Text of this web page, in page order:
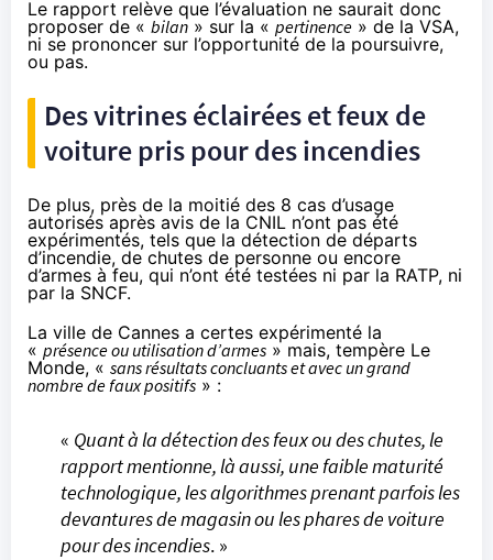
Le rapport relève que l’évaluation ne saurait donc
proposer de « bilan » sur la « pertinence » de la VSA,
ni se prononcer sur l’opportunité de la poursuivre,
ou pas.
Des vitrines éclairées et feux de
voiture pris pour des incendies
De plus, près de la moitié des 8 cas d’usage
autorisés après avis de la CNIL n’ont pas été
expérimentés, tels que la détection de départs
d’incendie, de chutes de personne ou encore
d’armes à feu, qui n’ont été testées ni par la RATP, ni
par la SNCF.
La ville de Cannes a certes expérimenté la
« présence ou utilisation d’armes » mais, tempère Le
Monde, « sans résultats concluants et avec un grand
nombre de faux positifs » :
« Quant à la détection des feux ou des chutes, le
rapport mentionne, là aussi, une faible maturité
technologique, les algorithmes prenant parfois les
devantures de magasin ou les phares de voiture
pour des incendies. »